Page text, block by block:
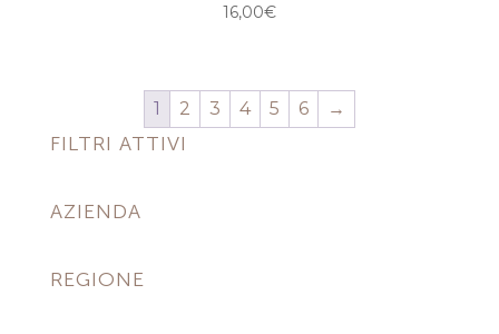
16,00€
1 2 3 4 5 6 →
FILTRI ATTIVI
AZIENDA
REGIONE